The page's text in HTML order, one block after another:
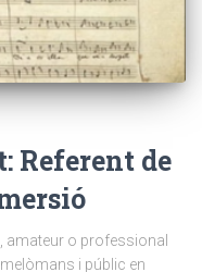
Referent de
amateur o professional
i públic en